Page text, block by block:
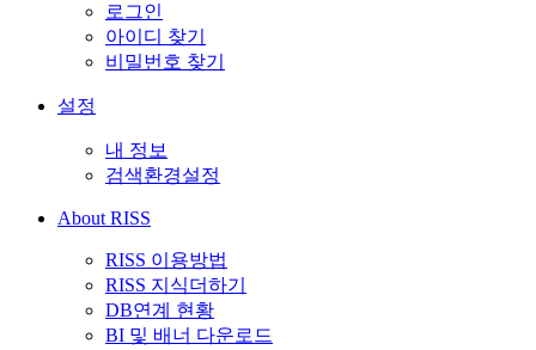
로그인
아이디 찾기
비밀번호 찾기
설정
내 정보
검색환경설정
About RISS
RISS 이용방법
RISS 지식더하기
DB연계 현황
BI 및 배너 다운로드